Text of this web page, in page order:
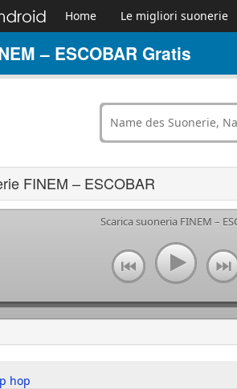
Home Le migliori suonerie
– ESCOBAR Gratis
FINEM – ESCOBAR
Scarica suoneria FINEM –
hop